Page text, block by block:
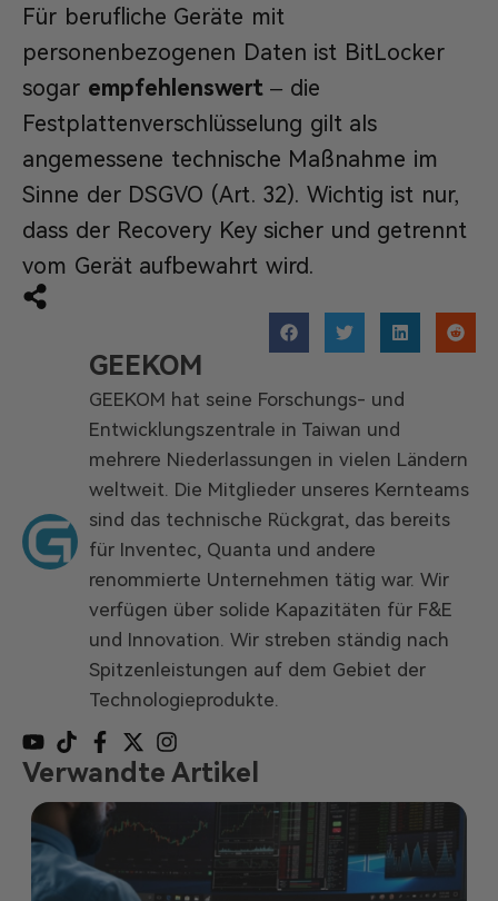
Für berufliche Geräte mit
personenbezogenen Daten ist BitLocker
sogar empfehlenswert– die
Festplattenverschlüsselung gilt als
angemessene technische Maßnahme im
Sinne der DSGVO (Art. 32). Wichtig ist nur,
dass der Recovery Key sicher und getrennt
vom Gerät aufbewahrt wird.
GEEKOM
GEEKOM hat seine Forschungs- und
Entwicklungszentrale in Taiwan und
mehrere Niederlassungen in vielen Ländern
weltweit. Die Mitglieder unseres Kernteams
sind das technische Rückgrat, das bereits
für Inventec, Quanta und andere
renommierte Unternehmen tätig war. Wir
verfügen über solide Kapazitäten für F&E
und Innovation. Wir streben ständig nach
Spitzenleistungen auf dem Gebiet der
Technologieprodukte.
Verwandte Artikel